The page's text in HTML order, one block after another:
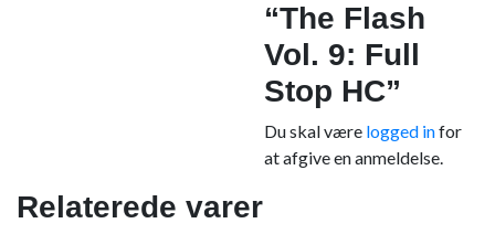
“The Flash
Vol. 9: Full
Stop HC”
Du skal være logged infor
at afgive en anmeldelse.
Relaterede varer